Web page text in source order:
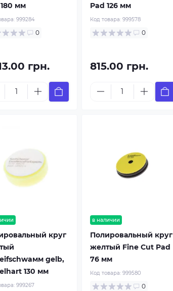
мм
999284
0
грн.
Pad 126 мм
Код товара: 999578
0
815.00 грн.
круг
gelb,
130 мм
999267
в наличии
Полировальный круг
желтый Fine Cut Pad
76 мм
Код товара: 999580
0